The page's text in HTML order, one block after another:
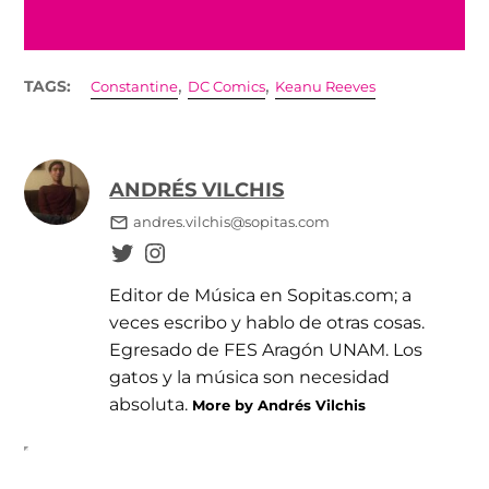
TAGS: Constantine, DC Comics, Keanu Reeves
ANDRÉS VILCHIS
andres.vilchis@sopitas.com
Editor de Música en Sopitas.com; a
veces escribo y hablo de otras cosas.
Egresado de FES Aragón UNAM. Los
gatos y la música son necesidad
absoluta. More by Andrés Vilchis